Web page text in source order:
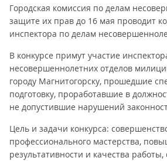
Городская комиссия по делам
защите их прав до 16 мая проводит
инспектора по делам
В конкурсе примут участие
несовершеннолетних отделов
городу Магнитогорску, прошедшие
подготовку, проработавшие в
не допустившие нарушений
Цель и задачи конкурса:
профессионального мастерства,
результативности и качества